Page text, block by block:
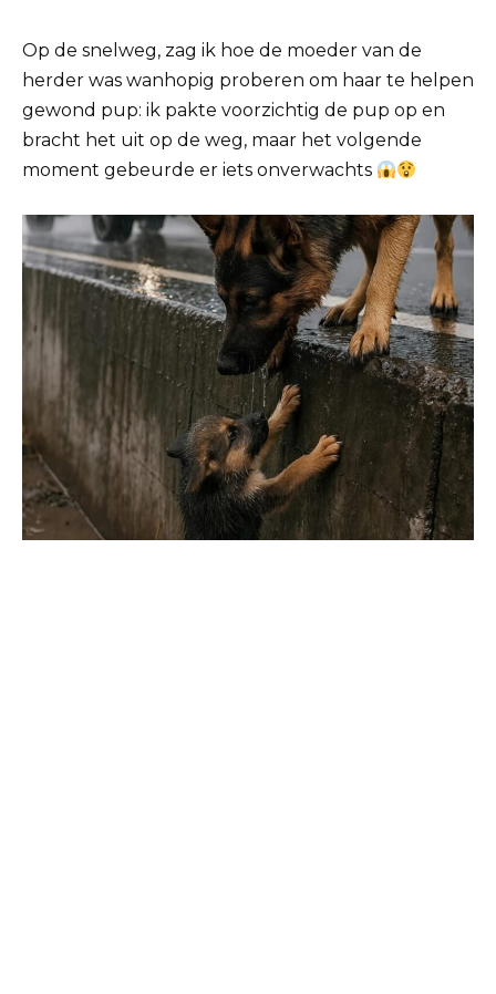
Op de snelweg, zag ik hoe de moeder van de
herder was wanhopig proberen om haar te helpen
gewond pup: ik pakte voorzichtig de pup op en
bracht het uit op de weg, maar het volgende
moment gebeurde er iets onverwachts